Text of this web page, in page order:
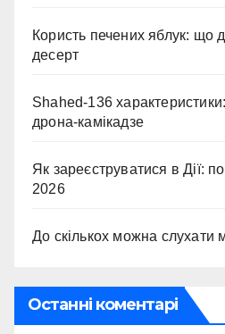
Користь печених яблук: що
десерт
Shahed-136
дрона-камікадзе
Як зареєструватися в Дії:
2026
До скількох можна слухати
Останні коментарі